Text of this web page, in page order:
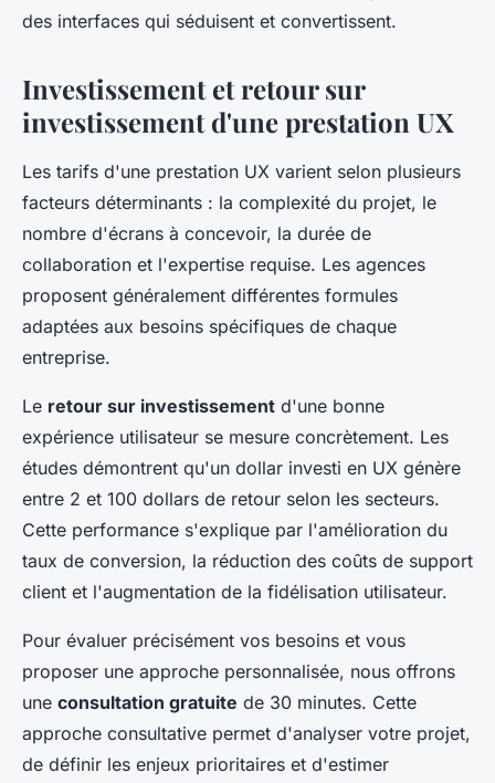
des interfaces qui séduisent et convertissent.
Investissement et retour sur
investissement d'une prestation UX
Les tarifs d'une prestation UX varient selon plusieurs
facteurs déterminants : la complexité du projet, le
nombre d'écrans à concevoir, la durée de
collaboration et l'expertise requise. Les agences
proposent généralement différentes formules
adaptées aux besoins spécifiques de chaque
entreprise.
Le retour sur investissement d'une bonne
expérience utilisateur se mesure concrètement. Les
études démontrent qu'un dollar investi en UX génère
entre 2 et 100 dollars de retour selon les secteurs.
Cette performance s'explique par l'amélioration du
taux de conversion, la réduction des coûts de support
client et l'augmentation de la fidélisation utilisateur.
Pour évaluer précisément vos besoins et vous
proposer une approche personnalisée, nous offrons
une consultation gratuite de 30 minutes. Cette
approche consultative permet d'analyser votre projet,
de définir les enjeux prioritaires et d'estimer